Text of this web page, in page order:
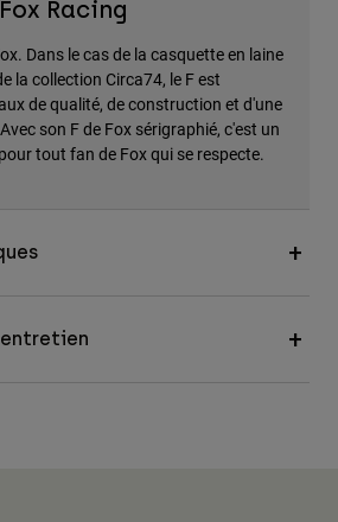
Racing
Dans le cas de la casquette en laine
la collection Circa74, le F est
de qualité, de construction et d'une
son F de Fox sérigraphié, c'est un
tout fan de Fox qui se respecte.